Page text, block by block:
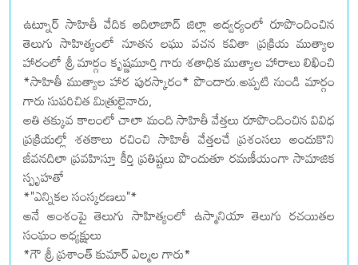
ఉట్నూర్ సాహితీ వేదిక ఆదిలాబాద్ జిల్లా అద్వర్యంలో రూపొందించిన
తెలుగు సాహిత్యంలో నూతన లఘు వచన కవితా ప్రక్రియ ముత్యాల
హారంలో శ్రీ మార్గం కృష్ణమూర్తి గారు శతాధిక ముత్యాల హారాలు లిఖించి‌
*సాహితీ ముత్యాల హార పురస్కారం* పొందారు.అప్పటి నుండి మార్గం
గారు సుపరిచిత మిత్రులైనారు,
అతి తక్కువ కాలంలో చాలా మంది సాహితీ వేత్తలు రూపొందించిన వివిధ
ప్రక్రియల్లో శతకాలు రచించి సాహితీ వేత్తలచే ప్రశంసలు అందుకొని
జీవనదిలా ప్రవహిస్తూ కీర్తి ప్రతిష్టలు పొందుతూ రమణీయంగా సామాజిక
స్పృహతో
*"ఎన్నికల సంస్కరణలు"*
అనే అంశంపై తెలుగు సాహిత్యంలో ఉస్మానియా తెలుగు రచయితల
సంఘం అధ్యక్షులు
*గౌ శ్రీ ప్రశాంత్ కుమార్ ఎల్మల గారు*